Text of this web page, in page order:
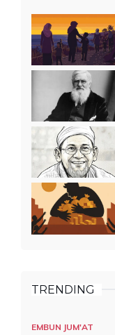
TRENDING
EMBUN JUM'AT